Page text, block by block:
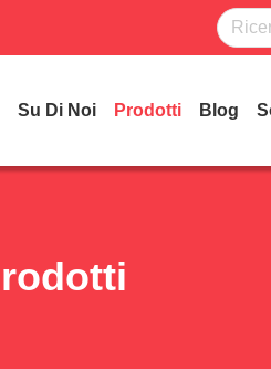
Su Di Noi Prodotti Blog